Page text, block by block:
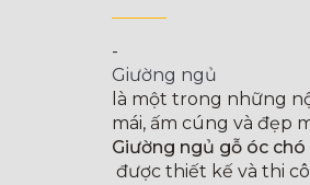
-
Giường ngủ
là một trong những
mái, ấm cúng và đẹp
Giường ngủ gỗ óc chó
được thiết kế và thi